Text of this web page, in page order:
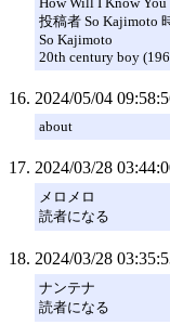
投稿者 So Kajimoto
So Kajimoto
20th century boy
2024/05/04
about
2024/03/28
メロメロ
読者になる
2024/03/28
ナンテナ
読者になる